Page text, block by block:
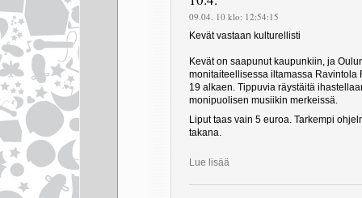
09.04. 10 klo: 12:54:15
Kevät vastaan kulturellisti
Kevät on saapunut kaupunkiin, ja
monitaiteellisessa iltamassa
19 alkaen. Tippuvia räystäitä
monipuolisen musiikin merkeissä.
Liput taas vain 5 euroa. Tarkempi
takana.
Lue lisää